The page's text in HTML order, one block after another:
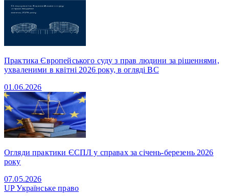
Практика Європейського суду з прав людини за рішеннями,
ухваленими в квітні 2026 року, в огляді ВС
01.06.2026
Огляди практики ЄСПЛ у справах за січень-березень 2026
року
07.05.2026
UPУкраїнське право